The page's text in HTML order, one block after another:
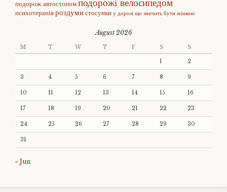
подорож автостопомподорожі велосипедом
психотерапіяроздумистосунки у дорозі що значить бути жінкою
August 2026
M T W T F S S
1 2
3 4 5 6 7 8 9
10 11 12 13 14 15 16
17 18 19 20 21 22 23
24 25 26 27 28 29 30
31
« Jun